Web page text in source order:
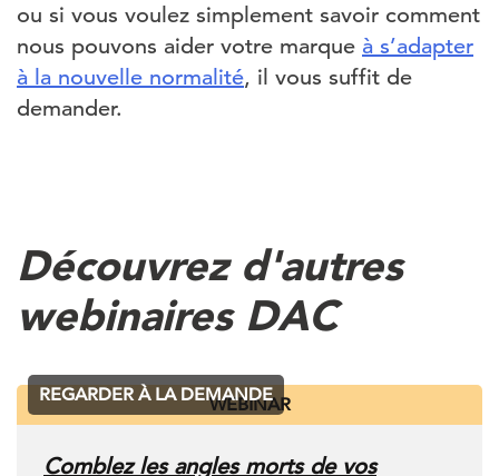
ou si vous voulez simplement savoir comment
nous pouvons aider votre marque à s’adapter
à la nouvelle normalité, il vous suffit de
demander.
Découvrez d'autres
webinaires DAC
WEBINAR
REGARDER À LA DEMANDE
Comblez les angles morts de vos